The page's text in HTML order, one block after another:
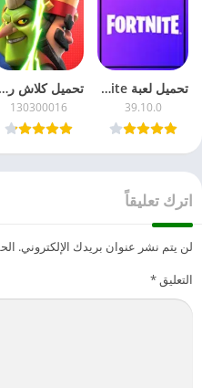
تحميل لعبة Fortnite مهكرة 2026 جاهزة – للأندرويد APK آخر تحديث مجاناً
39.10.0
تحميل كلاش رويال 2026 Clash Royale مهكرة للأندرويد – مجاناً APK آخر إصدار
130300016
اترك تعليقاً
لن يتم نشر عنوان بريدك الإلكتروني.
التعليق*